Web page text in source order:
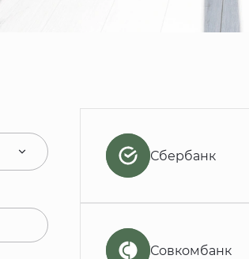
Сбербанк
Совкомбанк